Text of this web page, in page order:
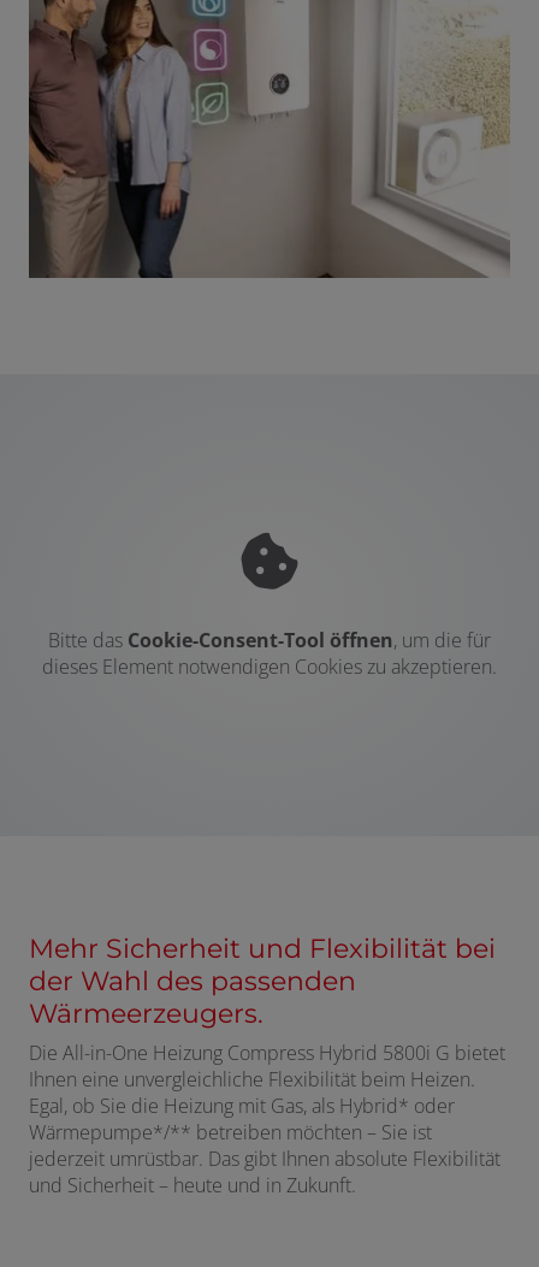
Bitte das Cookie-Consent-Tool öffnen, um die für
dieses Element notwendigen Cookies zu akzeptieren.
Mehr Sicherheit und Flexibilität bei
der Wahl des passenden
Wärmeerzeugers.
Die All-in-One Heizung Compress Hybrid 5800i G bietet
Ihnen eine unvergleichliche Flexibilität beim Heizen.
Egal, ob Sie die Heizung mit Gas, als Hybrid* oder
Wärmepumpe*/** betreiben möchten – Sie ist
jederzeit umrüstbar. Das gibt Ihnen absolute Flexibilität
und Sicherheit – heute und in Zukunft.